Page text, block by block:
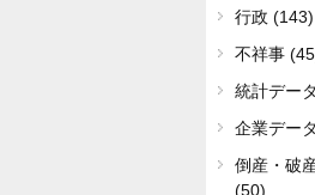
行政 (143)
不祥事
統計デー
企業デー
倒産・破
(50)